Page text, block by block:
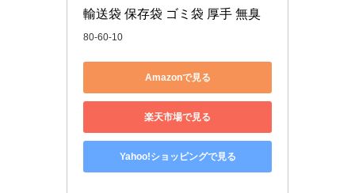
輸送袋 保存袋 ゴミ袋 厚手 無臭
80-60-10
Amazonで見る
楽天市場で見る
Yahoo!ショッピングで見る